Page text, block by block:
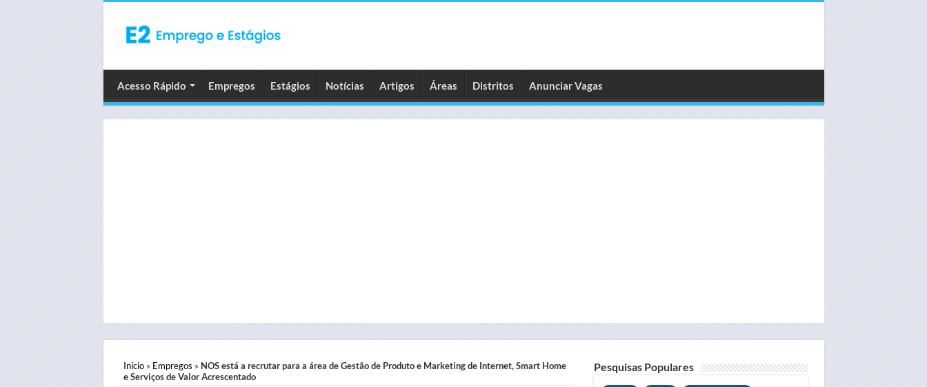
Acesso Rápido Empregos Estágios Notícias Artigos Áreas Distritos Anunciar Vagas
Início» Empregos » NOS está a recrutar para a área de Gestão de Produto e Marketing de Internet, Smart Home
e Serviços de Valor Acrescentado
Pesquisas Populares